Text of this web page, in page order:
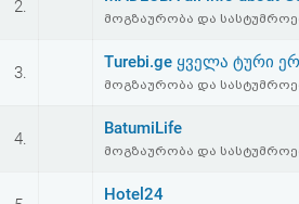
ავტორიზაცია
რეგისტრაცია
პაროლის
2.
მოგზაურობა და
3.
Turebi.ge ყველა ტური
მოგზაურობა და
4.
BatumiLife
მოგზაურობა და
Hotel24